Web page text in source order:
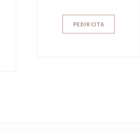
PEDIR CITA